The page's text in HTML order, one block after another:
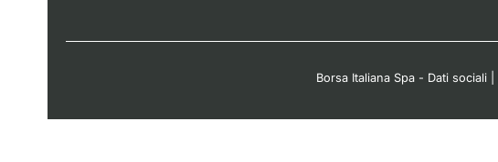
Borsa Italiana Spa - Dati sociali